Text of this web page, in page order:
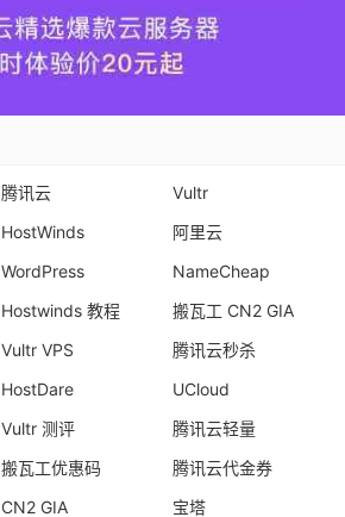
腾讯云
Vultr
HostWinds
阿里云
WordPress
NameCheap
Hostwinds 教程
搬瓦工 CN2 GIA
Vultr VPS
腾讯云秒杀
HostDare
UCloud
Vultr 测评
腾讯云轻量
搬瓦工优惠码
腾讯云代金券
CN2 GIA 宝塔